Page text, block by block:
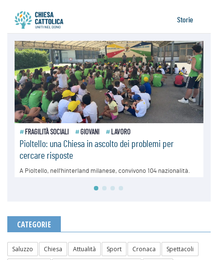
CATEGORIE
Saluzzo Chiesa Attualità Sport Cronaca
Spettacoli